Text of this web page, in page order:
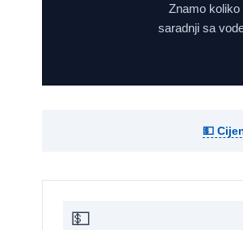
Znamo koliko
saradnji sa
💵
💵